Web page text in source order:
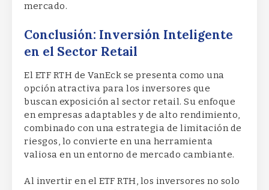
mercado.
Conclusión: Inversión Inteligente
en el Sector Retail
El ETF RTH de VanEck se presenta como una
opción atractiva para los inversores que
buscan exposición al sector retail. Su enfoque
en empresas adaptables y de alto rendimiento,
combinado con una estrategia de limitación de
riesgos, lo convierte en una herramienta
valiosa en un entorno de mercado cambiante.
Al invertir en el ETF RTH, los inversores no solo